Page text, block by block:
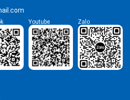
Youtube Zalo